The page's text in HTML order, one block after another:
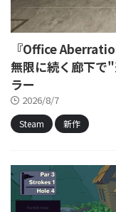
『Office
無限に続く廊下で
ラー
2026/8/7
Steam 新作